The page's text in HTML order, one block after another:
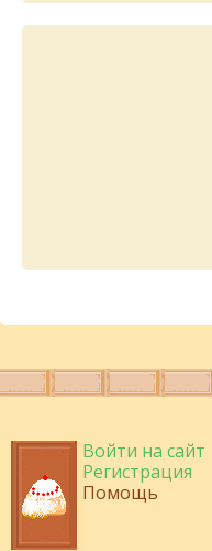
Войти на сайт
Регистрация
Помощь